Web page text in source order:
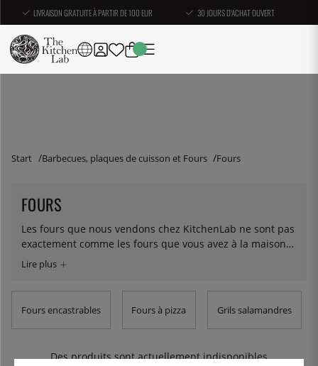
LIVRAISON GRATUITE À PARTIR DE 100 EUR 30 JOURS D'ACHAT OUVERT
Start Barbecues, plaques de cuisson et Fours Fours
FOURS
Les fours que nous vendons chez KitchenLab ne sont pas
exactement comme les fours que vous avez à la maison
(ceux-là vous pouvez les trouver partout). Au lieu de cela,
nous voulons vous donner la possibilité d'acheter des
choses que vous ne trouverez pas facilement ailleurs.
Vous trouverez ici des fours à pizza au feu de bois et des
fours Josper.
Fours encastrables Fours à pizza Grils salamandres
Des produits sont actuellement indisponibles